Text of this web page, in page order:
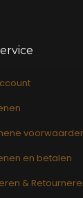
en betalen
&